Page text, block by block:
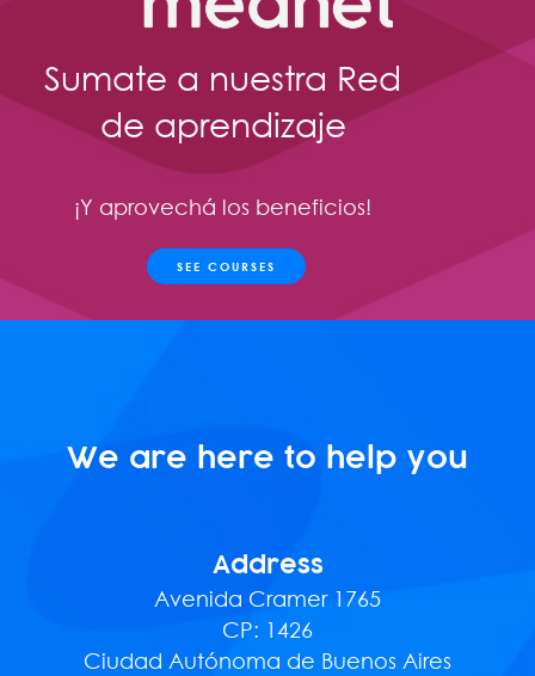
Sumate a nuestra Red
de aprendizaje
¡Y aprovechá los beneficios!
SEE COURSES
We are here to help you
Address
Avenida Cramer 1765
CP: 1426
Ciudad Autónoma de Buenos Aires